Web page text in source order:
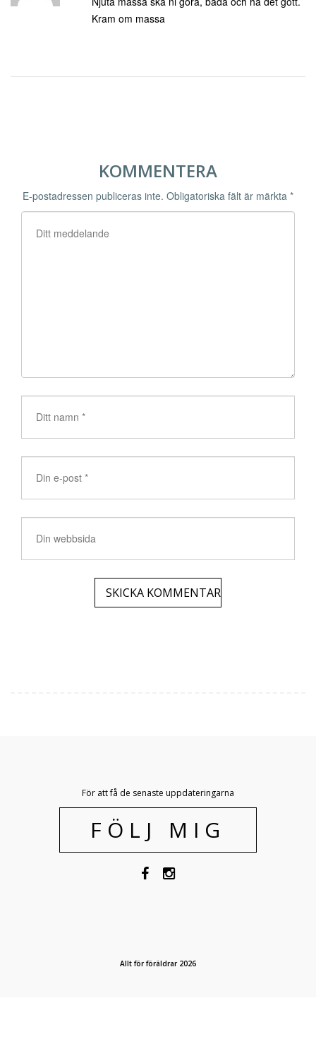
Kram om massa
KOMMENTERA
E-postadressen publiceras inte. Obligatoriska fält är märkta *
För att få de senaste uppdateringarna
FÖLJ MIG
Allt för föräldrar 2026